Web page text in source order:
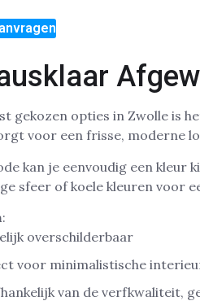
gekozen opties in Zwolle is
voor een frisse, moderne
kan je eenvoudig een kleur
sfeer of koele kleuren voor
:
overschilderbaar
voor minimalistische
van de verfkwaliteit,